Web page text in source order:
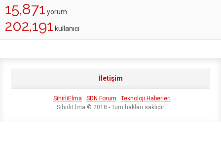
15,871 yorum
202,191 kullanıcı
İletişim
SihirliElma SDN Forum
Teknoloji Haberleri
SihirliElma © 2018 - Tüm hakları saklıdır